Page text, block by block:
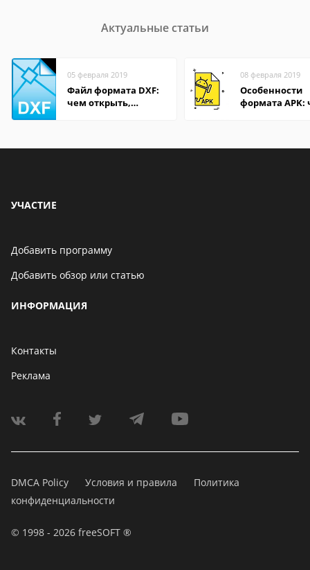
Актуальные статьи
05 февраля 2019
Файл формата DXF:
чем открыть,
08 февраля 2019
Особенности
формата APK:
УЧАСТИЕ
Добавить программу
Добавить обзор или статью
ИНФОРМАЦИЯ
Контакты
Реклама
DMCA Policy Условия и правила
Политика
конфиденциальности
© 1998 - 2026 freeSOFT ®